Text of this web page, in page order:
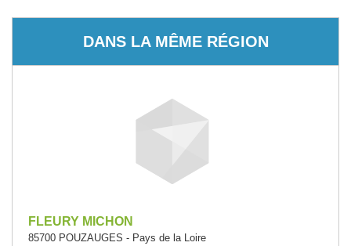
DANS LA MÊME RÉGION
FLEURY MICHON
85700 POUZAUGES - Pays de la Loire